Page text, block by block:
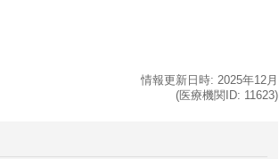
情報更新日時: 2025年12月
(医療機関ID: 11623)